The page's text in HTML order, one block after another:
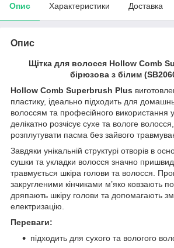
Опис Характеристики Доставка
Опис
Щітка для волосся Hollow Comb
бірюзова з білим
Hollow Comb Superbrush Plus
пластику, ідеально підходить для
волоссям та професійного використання
делікатно розчісує сухе та вологе
розплутувати пасма без зайвого
Завдяки унікальній структурі отворів в
сушки та укладки волосся значно
травмується шкіра голови та волосся.
закругленими кінчиками м’яко ковзають
дряпають шкіру голови та допомагають
електризацію.
Переваги:
підходить для сухого та вологого